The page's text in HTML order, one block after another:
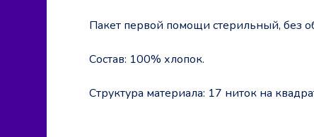
Пакет первой помощи стерильный, без
Состав: 100% хлопок.
Структура материала: 17 ниток на